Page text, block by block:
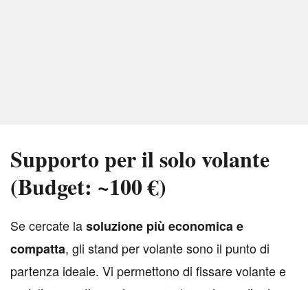
Supporto per il solo volante
(Budget: ~100 €)
Se cercate lasoluzione più economica e
compatta, gli stand per volante sono il punto di
partenza ideale. Vi permettono di fissare volante e